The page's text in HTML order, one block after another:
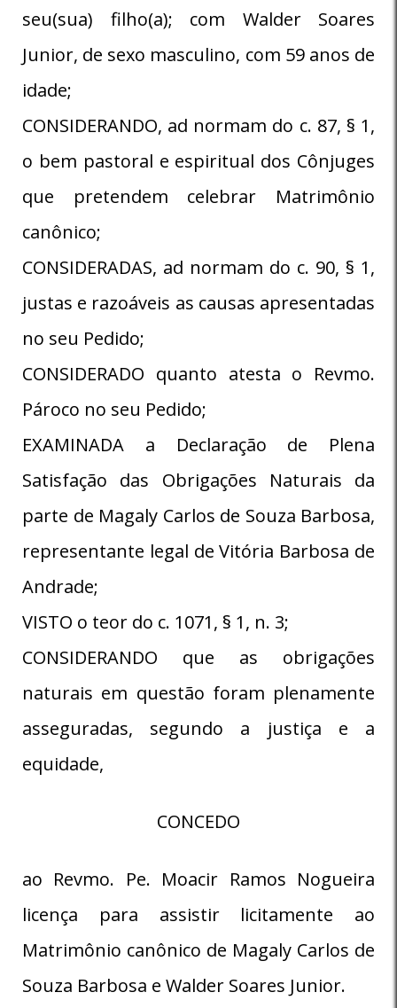
seu(sua) filho(a); com Walder Soares
Junior, de sexo masculino, com 59 anos de
idade;
CONSIDERANDO, ad normam do c. 87, § 1,
o bem pastoral e espiritual dos Cônjuges
que pretendem celebrar Matrimônio
canônico;
CONSIDERADAS, ad normam do c. 90, § 1,
justas e razoáveis as causas apresentadas
no seu Pedido;
CONSIDERADO quanto atesta o Revmo.
Pároco no seu Pedido;
EXAMINADA a Declaração de Plena
Satisfação das Obrigações Naturais da
parte de Magaly Carlos de Souza Barbosa,
representante legal de Vitória Barbosa de
Andrade;
VISTO o teor do c. 1071, § 1, n. 3;
CONSIDERANDO que as obrigações
naturais em questão foram plenamente
asseguradas, segundo a justiça e a
equidade,
CONCEDO
ao Revmo. Pe. Moacir Ramos Nogueira
licença para assistir licitamente ao
Matrimônio canônico de Magaly Carlos de
Souza Barbosa e Walder Soares Junior.